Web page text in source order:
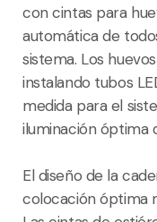
con cintas para
automática de
sistema. Los
instalando tubos
medida para el
iluminación óptima
El diseño de la
colocación óptima